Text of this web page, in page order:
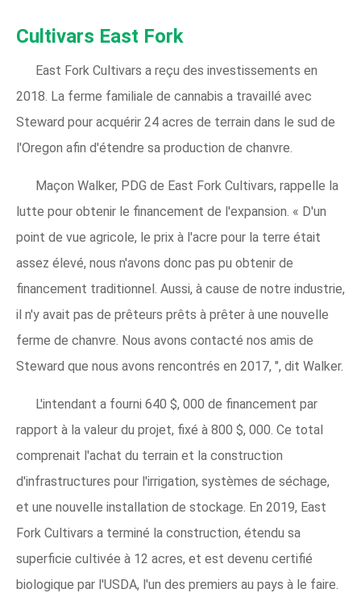
Cultivars East Fork
East Fork Cultivars a reçu des investissements en
2018. La ferme familiale de cannabis a travaillé avec
Steward pour acquérir 24 acres de terrain dans le sud de
l'Oregon afin d'étendre sa production de chanvre.
Maçon Walker, PDG de East Fork Cultivars, rappelle la
lutte pour obtenir le financement de l'expansion. « D'un
point de vue agricole, le prix à l'acre pour la terre était
assez élevé, nous n'avons donc pas pu obtenir de
financement traditionnel. Aussi, à cause de notre industrie,
il n'y avait pas de prêteurs prêts à prêter à une nouvelle
ferme de chanvre. Nous avons contacté nos amis de
Steward que nous avons rencontrés en 2017, ", dit Walker.
L'intendant a fourni 640 $, 000 de financement par
rapport à la valeur du projet, fixé à 800 $, 000. Ce total
comprenait l'achat du terrain et la construction
d'infrastructures pour l'irrigation, systèmes de séchage,
et une nouvelle installation de stockage. En 2019, East
Fork Cultivars a terminé la construction, étendu sa
superficie cultivée à 12 acres, et est devenu certifié
biologique par l'USDA, l'un des premiers au pays à le faire.